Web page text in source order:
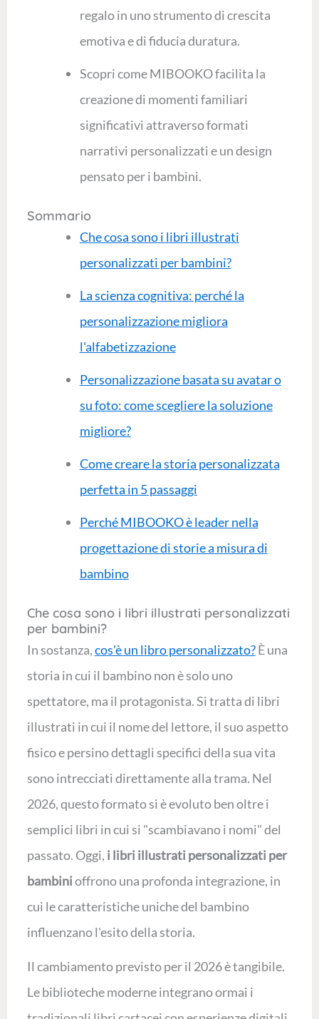
regalo in uno strumento di crescita
emotiva e di fiducia duratura.
Scopri come MIBOOKO facilita la
creazione di momenti familiari
significativi attraverso formati
narrativi personalizzati e un design
pensato per i bambini.
Sommario
Che cosa sono i libri illustrati
personalizzati per bambini?
La scienza cognitiva: perché la
personalizzazione migliora
l'alfabetizzazione
Personalizzazione basata su avatar o
su foto: come scegliere la soluzione
migliore?
Come creare la storia personalizzata
perfetta in 5 passaggi
Perché MIBOOKO è leader nella
progettazione di storie a misura di
bambino
Che cosa sono i libri illustrati personalizzati
per bambini?
In sostanza,cos'è un libro personalizzato?È una
storia in cui il bambino non è solo uno
spettatore, ma il protagonista. Si tratta di libri
illustrati in cui il nome del lettore, il suo aspetto
fisico e persino dettagli specifici della sua vita
sono intrecciati direttamente alla trama. Nel
2026, questo formato si è evoluto ben oltre i
semplici libri in cui si "scambiavano i nomi" del
passato. Oggi, i libri illustrati personalizzati per
bambinioffrono una profonda integrazione, in
cui le caratteristiche uniche del bambino
influenzano l'esito della storia.
Il cambiamento previsto per il 2026 è tangibile.
Le biblioteche moderne integrano ormai i